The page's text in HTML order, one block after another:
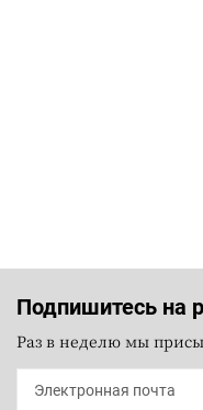
Подпишитесь на
Раз в неделю мы